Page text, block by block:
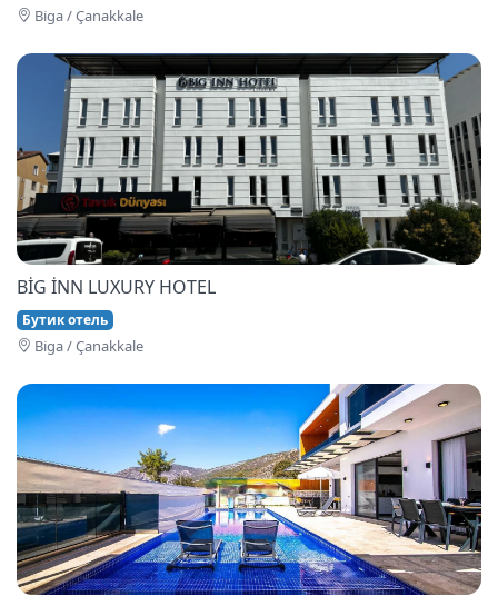
Bi̇ga / Çanakkale
BİG İNN LUXURY HOTEL
Бутик отель
Bi̇ga / Çanakkale